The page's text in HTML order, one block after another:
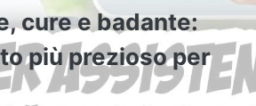
cure e badante:
più prezioso per